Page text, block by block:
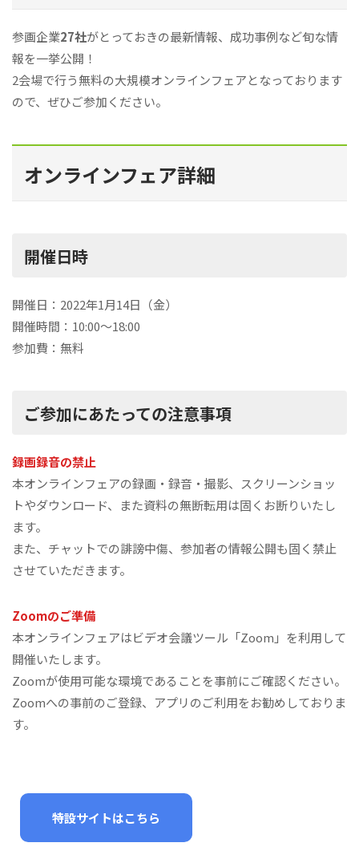
参画企業27社がとっておきの最新情報、成功事例など旬な情
報を一挙公開！
2会場で行う無料の大規模オンラインフェアとなっております
ので、ぜひご参加ください。
オンラインフェア詳細
開催日時
開催日：2022年1月14日（金）
開催時間：10:00～18:00
参加費：無料
ご参加にあたっての注意事項
録画録音の禁止
本オンラインフェアの録画・録音・撮影、スクリーンショッ
トやダウンロード、また資料の無断転用は固くお断りいたし
ます。
また、チャットでの誹謗中傷、参加者の情報公開も固く禁止
させていただきます。
Zoomのご準備
本オンラインフェアはビデオ会議ツール「Zoom」を利用して
開催いたします。
Zoomが使用可能な環境であることを事前にご確認ください。
Zoomへの事前のご登録、アプリのご利用をお勧めしておりま
す。
特設サイトはこちら